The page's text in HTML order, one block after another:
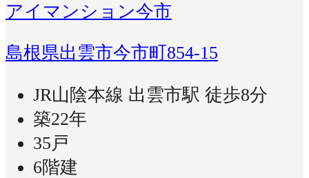
アイマンション今市
島根県出雲市今市町854-15
JR山陰本線 出雲市駅 徒歩8分
築22年
35戸
6階建